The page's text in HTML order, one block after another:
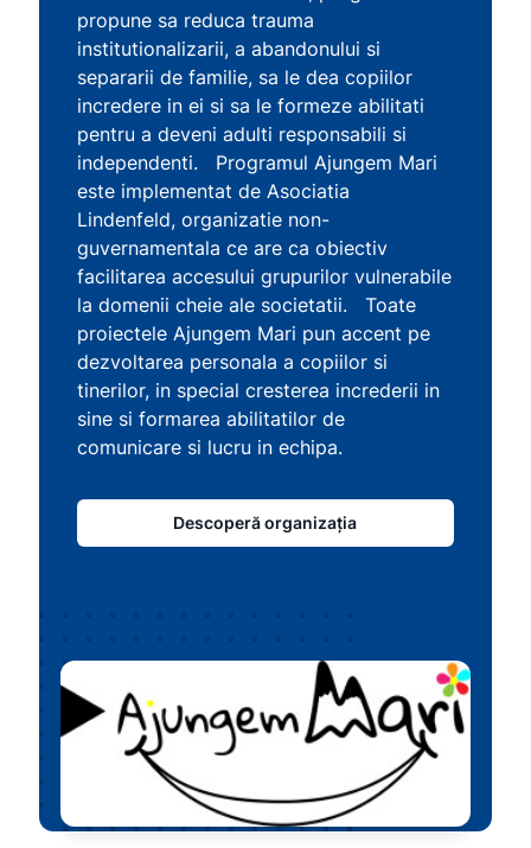
propune sa reduca trauma
institutionalizarii, a abandonului si
separarii de familie, sa le dea copiilor
incredere in ei si sa le formeze abilitati
pentru a deveni adulti responsabili si
independenti. Programul Ajungem Mari
este implementat de Asociatia
Lindenfeld, organizatie non-
guvernamentala ce are ca obiectiv
facilitarea accesului grupurilor vulnerabile
la domenii cheie ale societatii. Toate
proiectele Ajungem Mari pun accent pe
dezvoltarea personala a copiilor si
tinerilor, in special cresterea increderii in
sine si formarea abilitatilor de
comunicare si lucru in echipa.
Descoperă organizația